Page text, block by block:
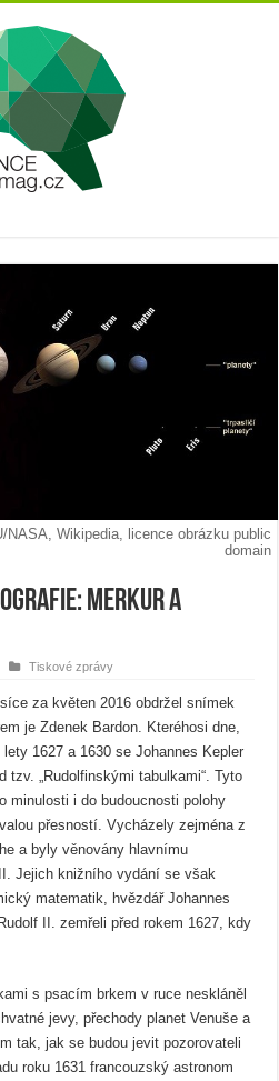
Wikipedia, licence obrázku public
domain
Merkur a
Tiskové zprávy
za květen 2016 obdržel snímek
je Zdenek Bardon. Kteréhosi dne,
1627 a 1630 se Johannes Kepler
tzv. „Rudolfinskými tabulkami“. Tyto
minulosti i do budoucnosti polohy
přesností. Vycházely zejména z
a byly věnovány hlavnímu
Jejich knižního vydání se však
matematik, hvězdář Johannes
II. zemřeli před rokem 1627, kdy
s psacím brkem v ruce neskláněl
jevy, přechody planet Venuše a
tak, jak se budou jevit pozorovateli
roku 1631 francouzský astronom